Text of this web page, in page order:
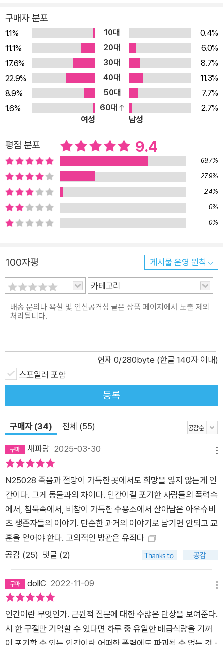
구매자 분포
1.1% 10대
0.4%
11.1%
20대
6.0%
17.6%
30대
8.7%
22.9%
40대
11.3%
8.9%
50대
7.7%
1.6%
60대
2.7%
여성
남성
평점 분포 9.4
69.7%
27.9%
2.4%
0%
0%
100자평 게시물 운영 원칙
카테고리
현재 0/280byte (한글 140자 이내)
스포일러 포함
등록
구매자 (34) 전체 (55)
새파랑 2025-03-30
N25028 죽음과 절망이 가득한 곳에서도 희망을 잃지 않는게 인
간이다. 그게 동물과의 차이다. 인간이길 포기한 사람들의 폭력속
에서, 침묵속에서, 비참이 가득한 수용소에서 살아남은 아우슈비
츠 생존자들의 이야기. 단순한 과거의 이야기로 남기면 안되고 교
훈을 얻어야 한다. 고의적인 방관은 유죄다
공감 (25) 댓글 (2)
dollC 2022-11-09
인간이란 무엇인가. 근원적 질문에 대한 수많은 단상을 보여준다.
시 한 구절만 기억할 수 있다면 하루 중 유일한 배급식량을 기꺼
이 포기할 수 있는 인간이란 어떠한 폭력에도 파괴될 수 없는 것 -